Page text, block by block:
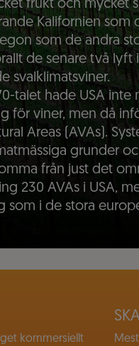
frukt och mycket
Kalifornien som
som de andra
de senare två
svalklimatsviner.
talet hade USA
för viner, men då
Areas (AVAs).
grunder
från just det
230 AVAs i USA,
som i de stora
kommersiellt